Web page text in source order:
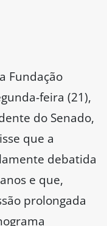
Fundação
feira (21),
do Senado,
que a
debatida
e que,
prolongada